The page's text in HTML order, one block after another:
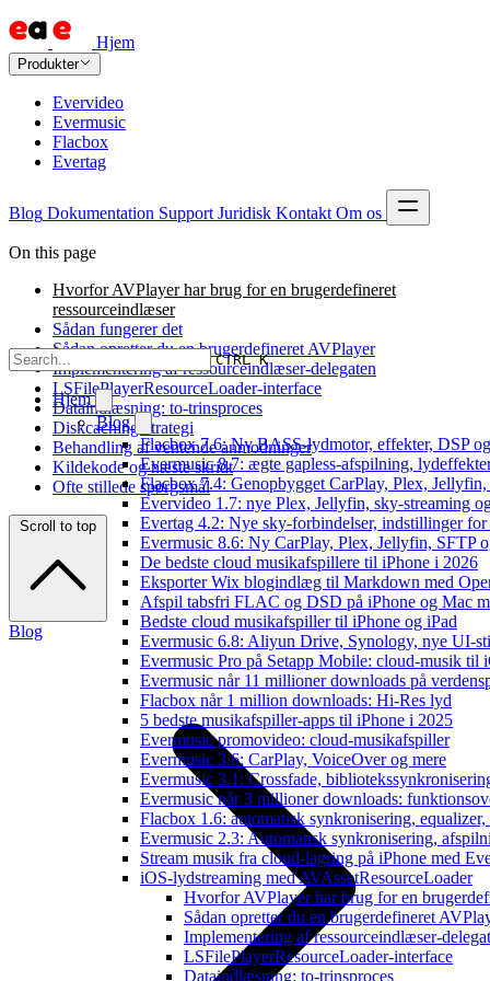
Hjem
Produkter
Evervideo
Evermusic
Flacbox
Evertag
Blog Dokumentation Support Juridisk Kontakt Om os
CTRL K
Hjem
Blog
Flacbox 7.6: Ny BASS-lydmotor, effekter, DSP
Evermusic 8.7: ægte gapless-afspilning,
Flacbox 7.4: Genopbygget CarPlay, Plex,
Evervideo 1.7: nye Plex, Jellyfin, sky-streaming
Evertag 4.2: Nye sky-forbindelser, indstillinger
Evermusic 8.6: Ny CarPlay, Plex, Jellyfin, SFTP
De bedste cloud musikafspillere til iPhone i 2026
Eksporter Wix blogindlæg til Markdown med
Afspil tabsfri FLAC og DSD på iPhone og Mac
Bedste cloud musikafspiller til iPhone og iPad
Evermusic 6.8: Aliyun Drive, Synology, nye UI-
Evermusic Pro på Setapp Mobile: cloud-musik til
Evermusic når 11 millioner downloads på
Flacbox når 1 million downloads: Hi-Res lyd
5 bedste musikafspiller-apps til iPhone i 2025
Evermusic promovideo: cloud-musikafspiller
Evermusic 3.6: CarPlay, VoiceOver og mere
Evermusic 3.1: Crossfade,
Evermusic når 3 millioner downloads:
Flacbox 1.6: automatisk synkronisering,
Evermusic 2.3: Automatisk synkronisering,
Stream musik fra cloud-lagring på iPhone med
iOS-lydstreaming med AVAssetResourceLoader
Hvorfor AVPlayer har brug for en
Sådan opretter du en brugerdefineret
Implementering af ressourceindlæser-
LSFilePlayerResourceLoader-interface
Dataindlæsning: to-trinsproces
On this page
Hvorfor AVPlayer har brug for en brugerdefineret
ressourceindlæser
Sådan fungerer det
Sådan opretter du en brugerdefineret AVPlayer
Implementering af ressourceindlæser-delegaten
LSFilePlayerResourceLoader-interface
Dataindlæsning: to-trinsproces
Diskcaching-strategi
Behandling af ventende anmodninger
Kildekode og næste skridt
Ofte stillede spørgsmål
Scroll to top
Blog